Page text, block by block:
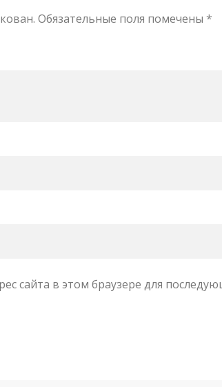
Обязательные поля помечены *
сайта в этом браузере для